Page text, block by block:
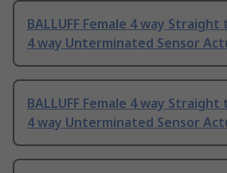
BALLUFF Female 4 way
4 way Unterminated Sensor
BALLUFF Female 4 way
4 way Unterminated Sensor